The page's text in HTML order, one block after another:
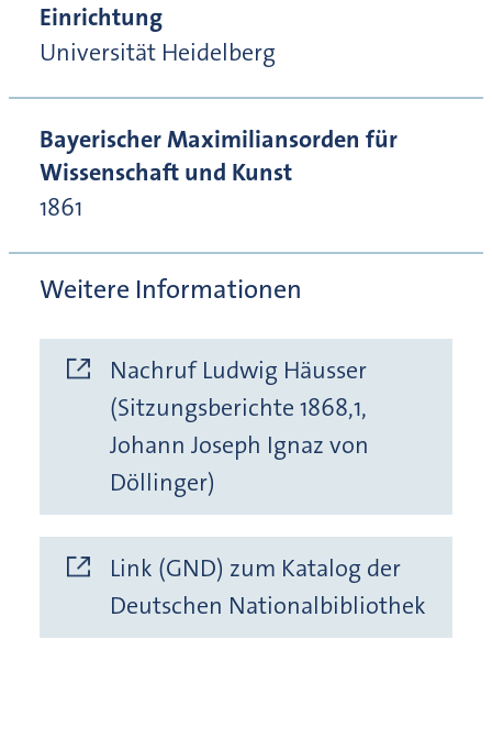
Einrichtung
Universität Heidelberg
Bayerischer Maximiliansorden für
Wissenschaft und Kunst
1861
Weitere Informationen
Nachruf Ludwig Häusser
(Sitzungsberichte 1868,1,
Johann Joseph Ignaz von
Döllinger)
Link (GND) zum Katalog der
Deutschen Nationalbibliothek